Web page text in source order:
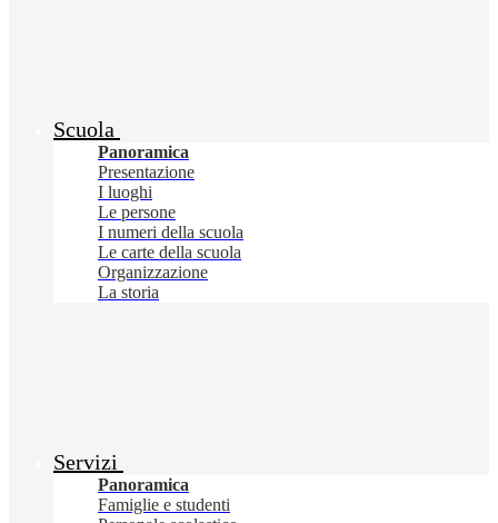
Scuola
Panoramica
Presentazione
I luoghi
Le persone
I numeri della scuola
Le carte della scuola
Organizzazione
La storia
Servizi
Panoramica
Famiglie e studenti